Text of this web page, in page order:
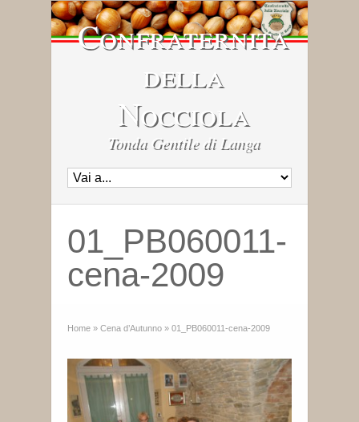
Confraternita
della
Nocciola
Tonda Gentile di Langa
01_PB060011-
cena-2009
Home » Cena d’Autunno » 01_PB060011-cena-2009